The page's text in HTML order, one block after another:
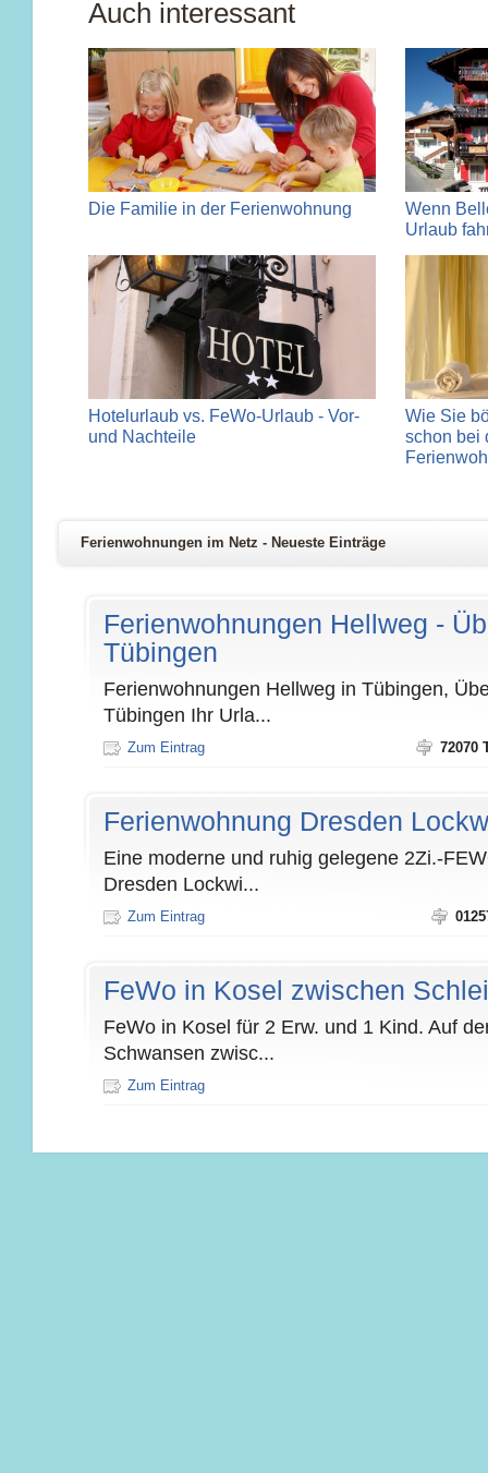
Auch interessant
Die Familie in der Ferienwohnung
Wenn
Urlaub
Hotelurlaub vs. FeWo-Urlaub - Vor-
und Nachteile
Wie Sie
schon bei
Ferienwohnungen im Netz - Neueste Einträge
Ferienwohnungen Hellweg -
Tübingen
Ferienwohnungen Hellweg in Tübingen,
Tübingen Ihr Urla...
Zum Eintrag 72070
Ferienwohnung Dresden
Eine moderne und ruhig gelegene 2Zi.-
Dresden Lockwi...
Zum Eintrag
FeWo in Kosel zwischen
FeWo in Kosel für 2 Erw. und 1 Kind. Auf
Schwansen zwisc...
Zum Eintrag